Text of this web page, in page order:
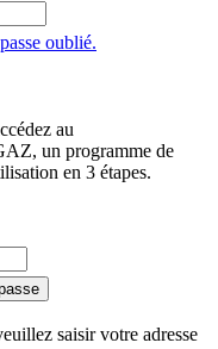
oublié.
au
un programme de
en 3 étapes.
saisir votre adresse